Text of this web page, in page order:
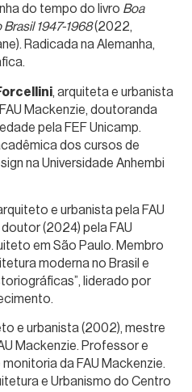
do tempo do livro Boa
1947-1968(2022,
Radicada na Alemanha,
, arquiteta e urbanista
Mackenzie, doutoranda
pela FEF Unicamp.
dos cursos de
na Universidade Anhembi
e urbanista pela FAU
(2024) pela FAU
em São Paulo. Membro
moderna no Brasil e
liderado por
e urbanista (2002), mestre
Mackenzie. Professor e
da FAU Mackenzie.
e Urbanismo do Centro